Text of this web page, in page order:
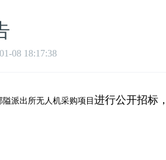
08 18:17:38
隘派出所无人机采购项目 进行公开招标，